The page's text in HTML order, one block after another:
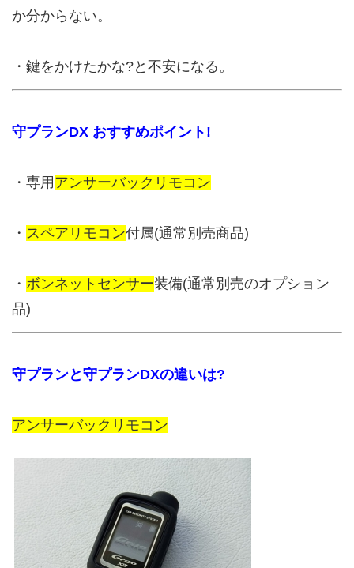
か分からない。
・鍵をかけたかな?と不安になる。
守プランDX おすすめポイント!
・専用 アンサーバックリモコン
・ スペアリモコン付属(通常別売商品)
・ ボンネットセンサー装備(通常別売のオプション
品)
守プランと守プランDXの違いは?
アンサーバックリモコン